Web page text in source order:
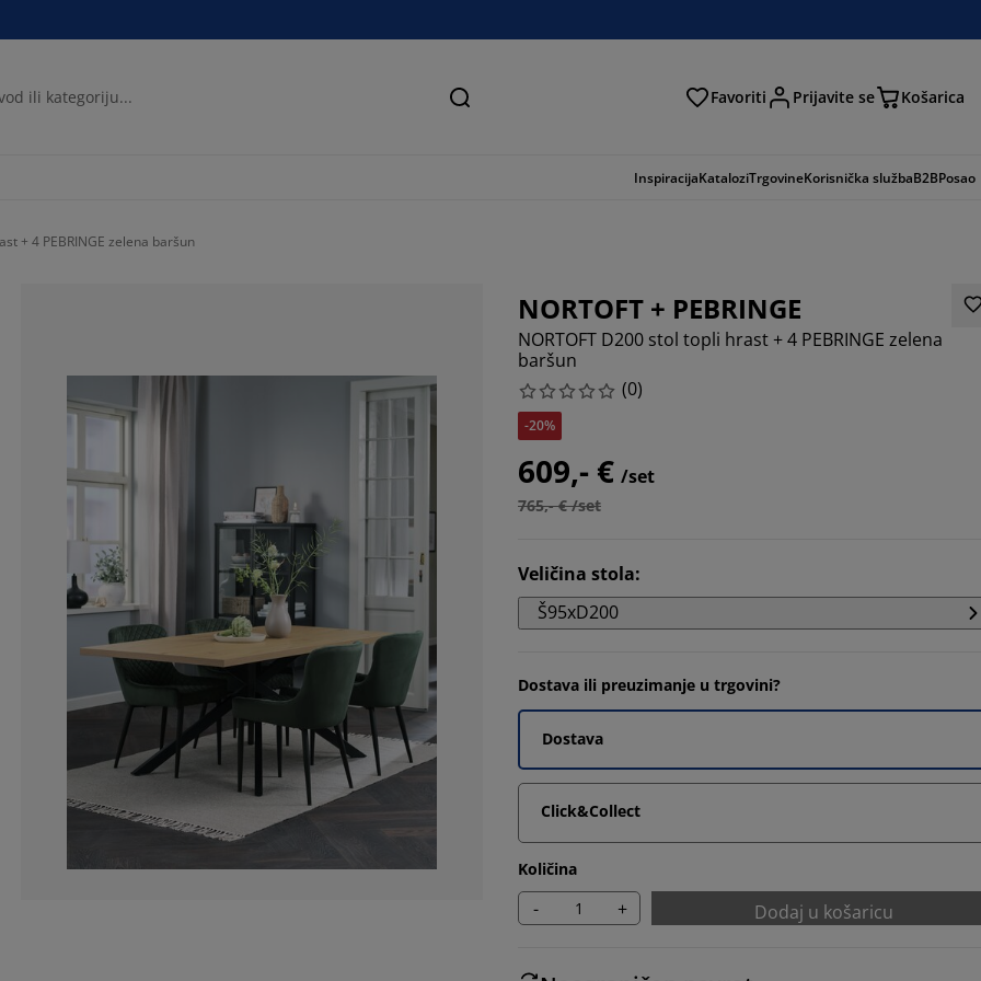
Pretraga Favoriti Prijavite se Košarica
InspiracijaKataloziTrgovineKorisnička službaB2BPosao
+ 4 PEBRINGE zelena baršun
NORTOFT + PEBRINGE
NORTOFT D200 stol topli hrast + 4 PEBRINGE zelena
baršun
(0)
-20%
609,- € /set
765,- € /set
Veličina stola:
Š95xD200
Dostava ili preuzimanje u trgovini?
Dostava
Click&Collect
Količina
- + Dodaj u košaricu